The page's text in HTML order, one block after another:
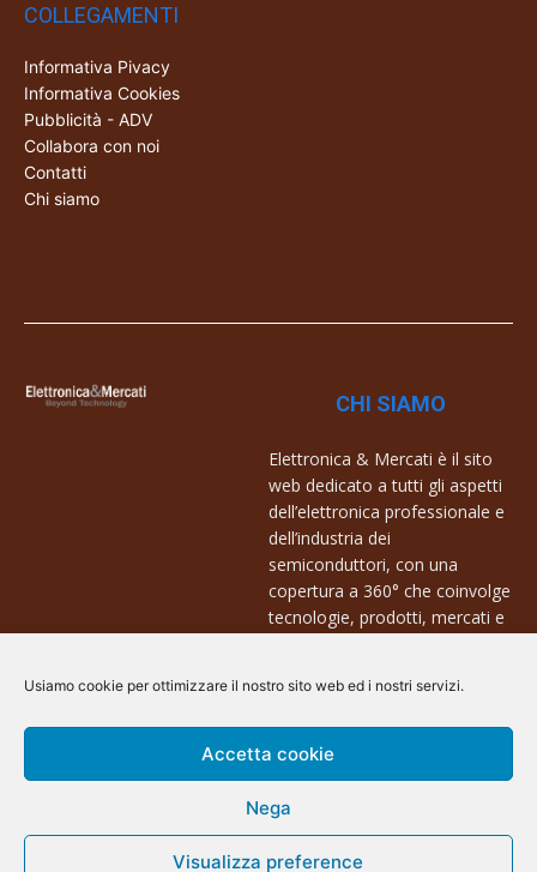
Usiamo cookie per ottimizzare il nostro sito web ed i nostri servizi.
Accetta cookie
Nega
Visualizza preference
COLLEGAMENTI
Informativa Pivacy
Informativa Cookies
Pubblicità - ADV
Collabora con noi
Contatti
Chi siamo
CHI SIAMO
Elettronica & Mercati è il sito
web dedicato a tutti gli aspetti
dell’elettronica professionale e
dell’industria dei
semiconduttori, con una
copertura a 360° che coinvolge
tecnologie, prodotti, mercati e
Contatti:
info@arscommunication.it
@ArsCommunication 2023